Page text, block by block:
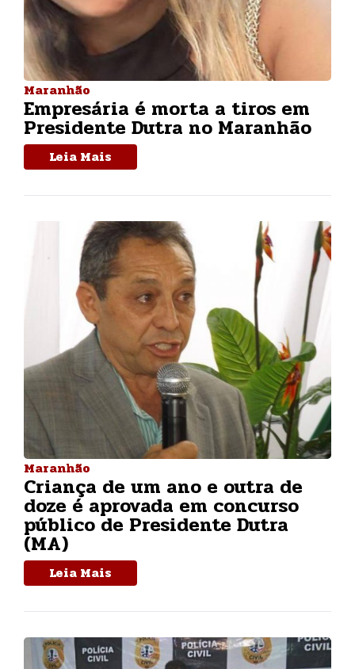
Maranhão
Empresária é morta a tiros em
Presidente Dutra no Maranhão
Leia Mais
Maranhão
Criança de um ano e outra de
doze é aprovada em concurso
público de Presidente Dutra
(MA)
Leia Mais